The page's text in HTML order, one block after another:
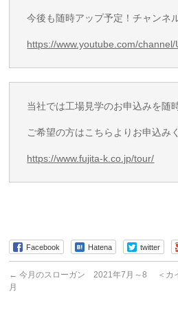
今後も随時アップ予定！チャンネ
https://www.youtube.com/
当社では工場見学のお申込みを随
ご希望の方はこちらよりお申込み
https://www.fujita-k.co.jp/tour/
Facebook Hatena twitter
← 今月のスローガン 2021年7月～8
月
＜カ